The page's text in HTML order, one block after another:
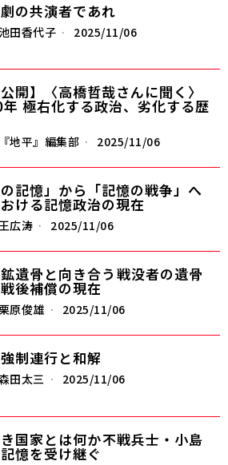
の共演者であれ
池田香代子 2025/11/06
公開】〈高橋哲哉さんに聞く〉
極右化する政治、劣化する歴
『地平』編集部 2025/11/06
の記憶」から「記憶の戦争」へ――
ける記憶政治の現在
広涛 2025/11/06
遺骨と向き合う――戦没者の遺骨
後補償の現在
原俊雄 2025/11/06
制連行と和解
田太三 2025/11/06
国家とは何か――不戦兵士・小島
憶を受け継ぐ